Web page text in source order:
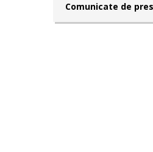
Comunicate de